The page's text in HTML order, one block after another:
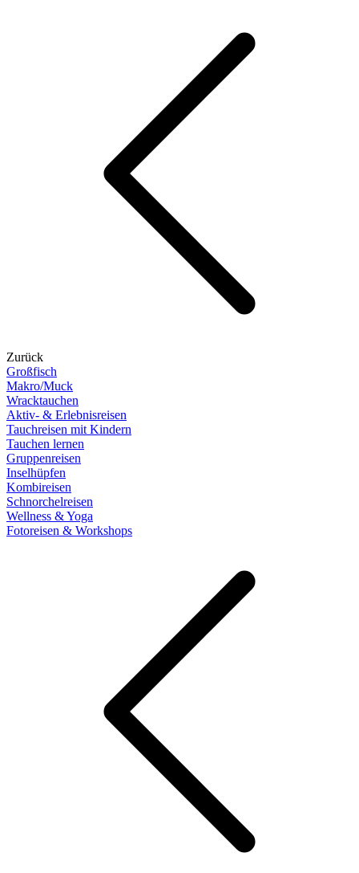
Zurück
Großfisch
Makro/Muck
Wracktauchen
Aktiv- & Erlebnisreisen
Tauchreisen mit Kindern
Tauchen lernen
Gruppenreisen
Inselhüpfen
Kombireisen
Schnorchelreisen
Wellness & Yoga
Fotoreisen & Workshops